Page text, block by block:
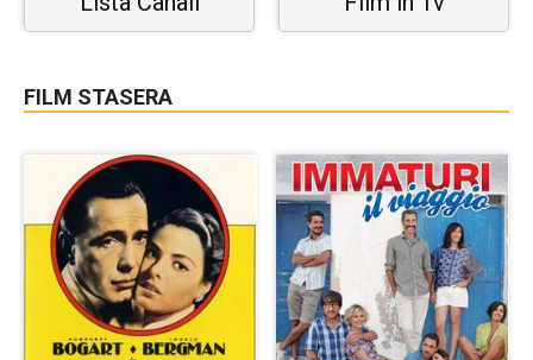
FILM STASERA